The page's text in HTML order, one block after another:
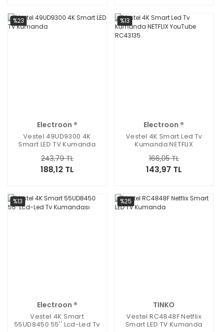
%23
Electroon ®
Vestel 49UD9300 4K
Smart LED TV Kumanda
188,12 TL
243,79 TL
%13
Electroon ®
Vestel 4K Smart Led Tv
Kumanda NETFLIX
143,97 TL
166,05 TL
%13
Electroon ®
Vestel 4K Smart
55UD8450 55'' Lcd-Led Tv
%25
TINKO
Vestel RC4848F Netflix
Smart LED TV Kumanda